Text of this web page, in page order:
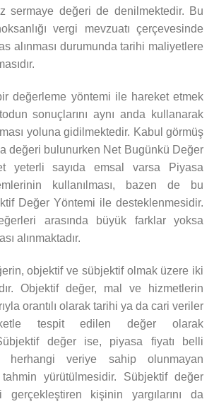
sermaye değeri de denilmektedir. Bu
vergi mevzuatı çerçevesinde
alınması durumunda tarihi maliyetlere
değerleme yöntemi ile hareket etmek
sonuçlarını aynı anda kullanarak
yoluna gidilmektedir. Kabul görmüş
değeri bulunurken Net Bugünkü Değer
yeterli sayıda emsal varsa Piyasa
kullanılması, bazen de bu
Değer Yöntemi ile desteklenmesidir.
arasında büyük farklar yoksa
alınmaktadır.
objektif ve sübjektif olmak üzere iki
Objektif değer, mal ve hizmetlerin
orantılı olarak tarihi ya da cari veriler
tespit edilen değer olarak
değer ise, piyasa fiyatı belli
veriye sahip olunmayan
yürütülmesidir. Sübjektif değer
gerçekleştiren kişinin yargılarını da